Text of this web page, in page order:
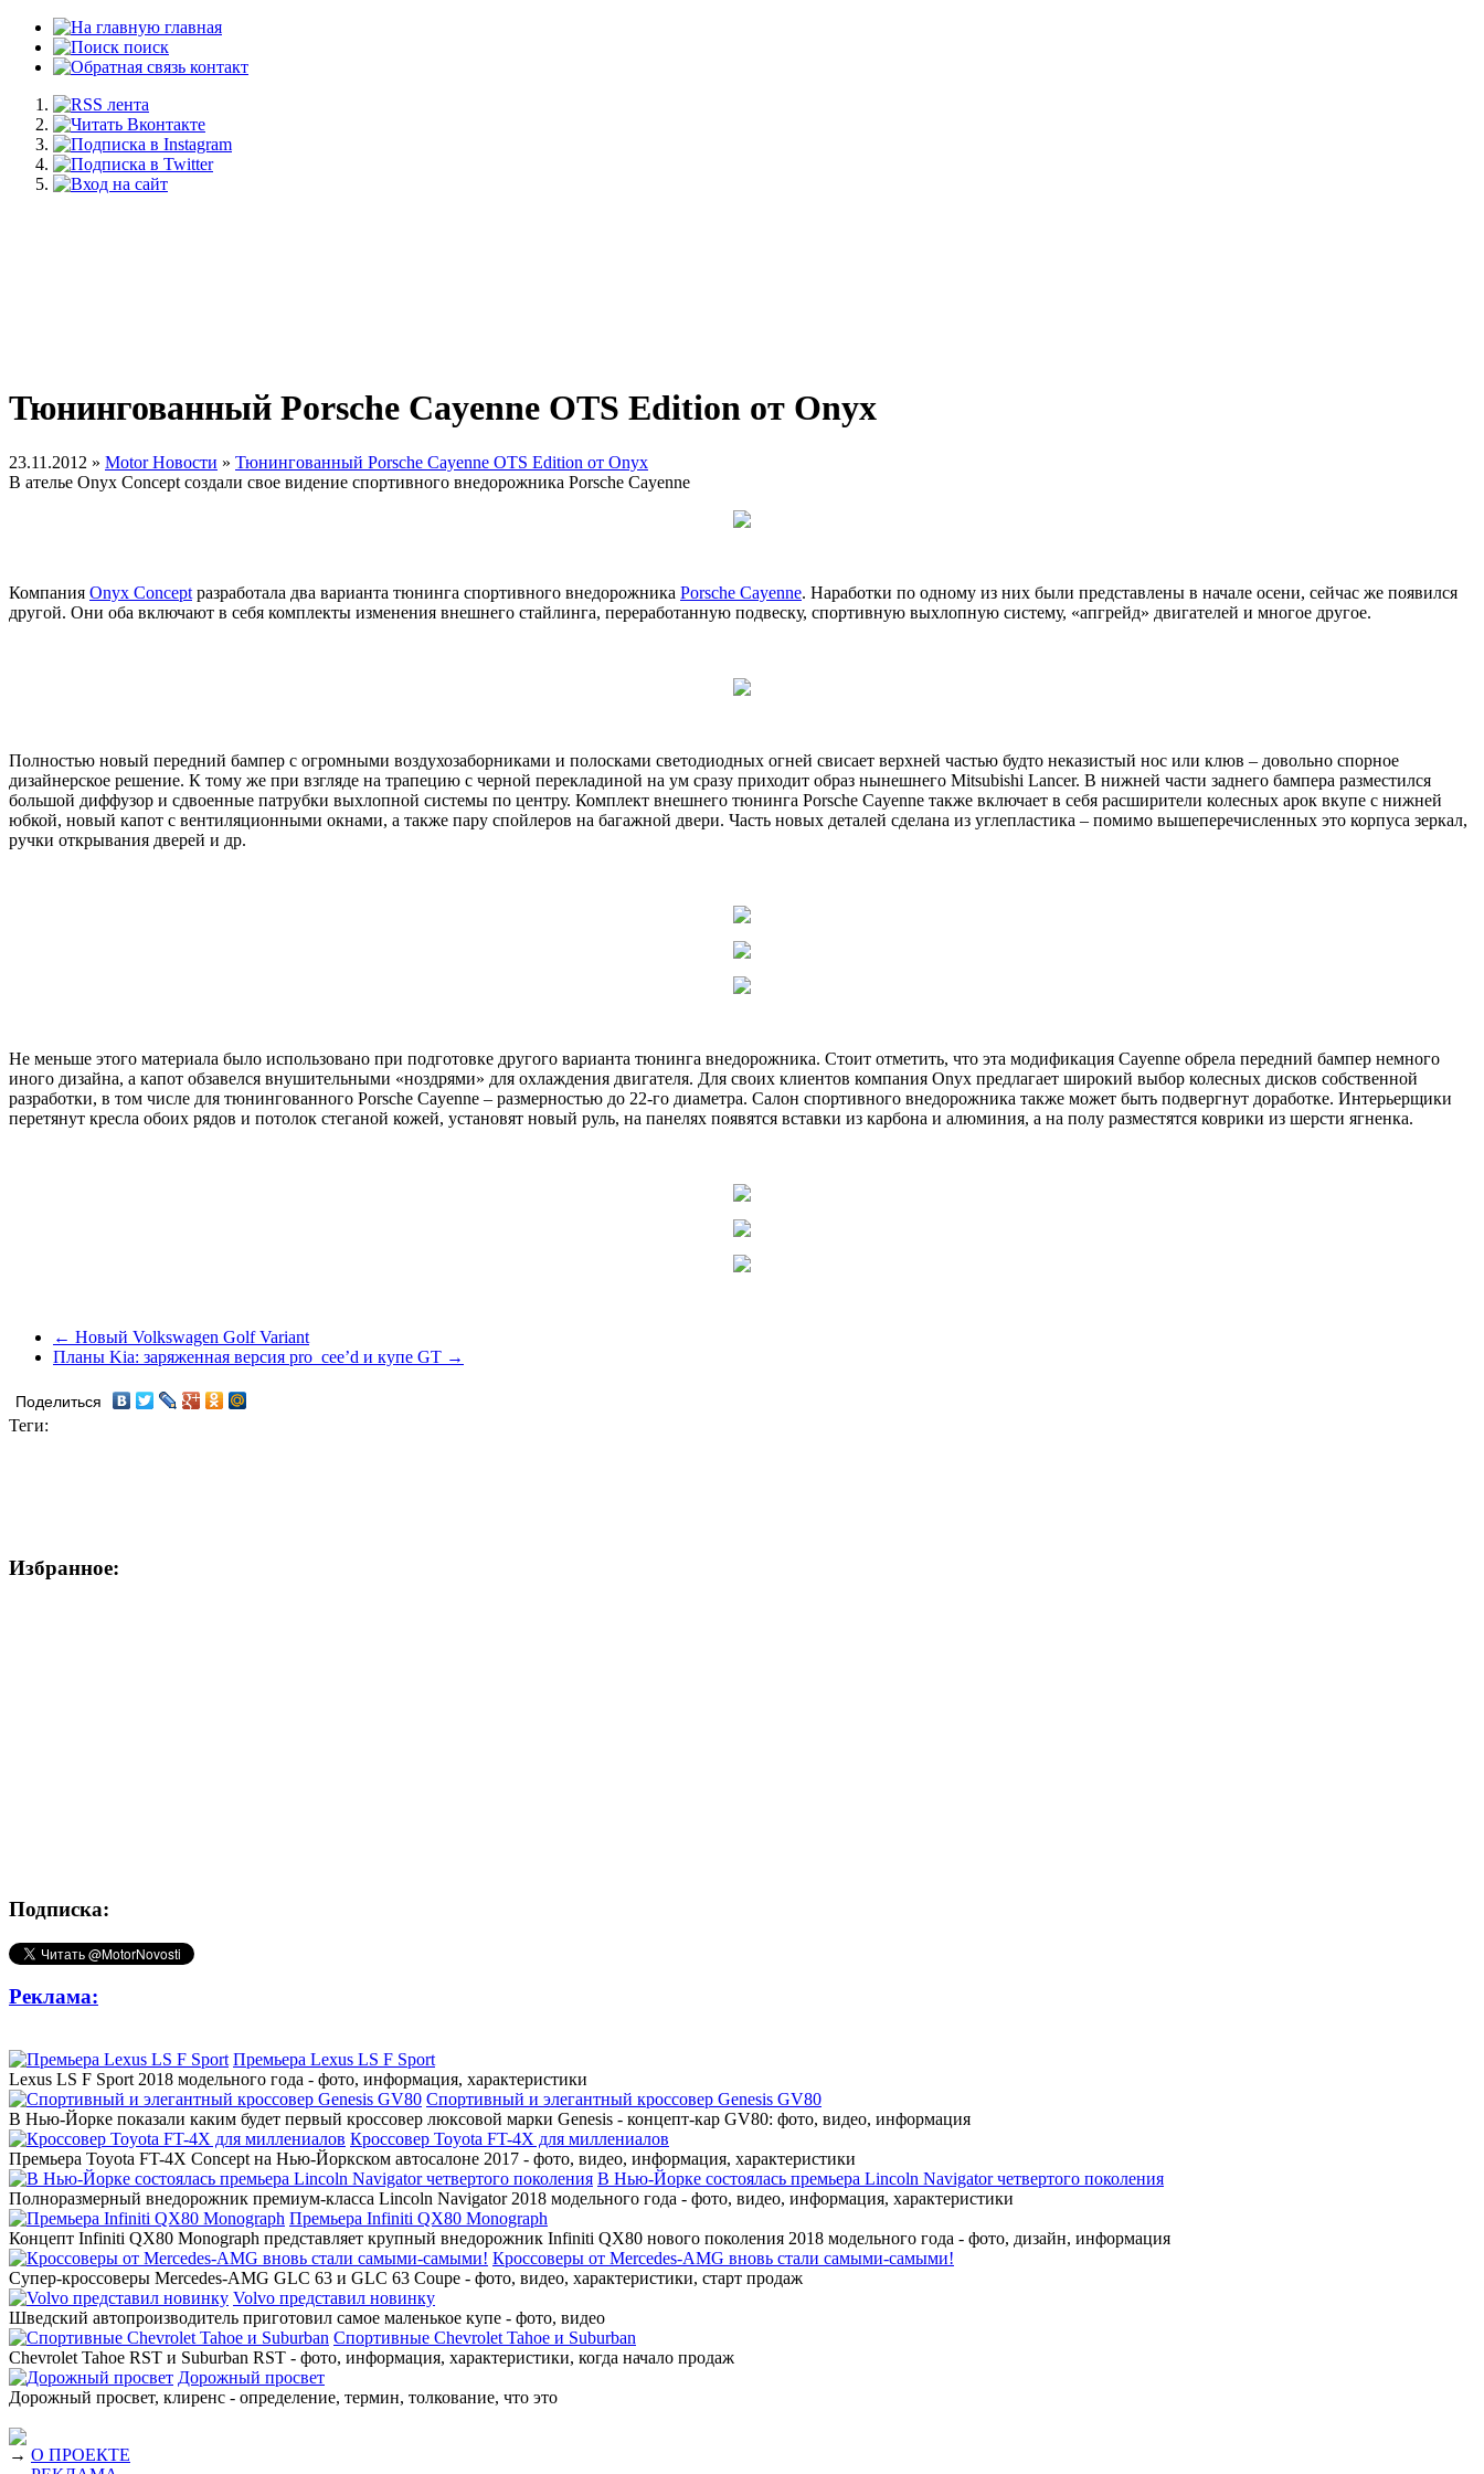
главная
поиск
контакт
Тюнингованный Porsche Cayenne OTS Edition от Onyx
23.11.2012 » Motor Новости » Тюнингованный Porsche Cayenne OTS Edition от Onyx
В ателье Onyx Concept создали свое видение спортивного внедорожника Porsche Cayenne
Компания Onyx Concept разработала два варианта тюнинга спортивного внедорожника Porsche Cayenne. Наработки по одному из них были представлены в начале осени, сейчас же появился
другой. Они оба включают в себя комплекты изменения внешнего стайлинга, переработанную подвеску, спортивную выхлопную систему, «апгрейд» двигателей и многое другое.
Полностью новый передний бампер с огромными воздухозаборниками и полосками светодиодных огней свисает верхней частью будто неказистый нос или клюв – довольно спорное
дизайнерское решение. К тому же при взгляде на трапецию с черной перекладиной на ум сразу приходит образ нынешнего Mitsubishi Lancer. В нижней части заднего бампера разместился
большой диффузор и сдвоенные патрубки выхлопной системы по центру. Комплект внешнего тюнинга Porsche Cayenne также включает в себя расширители колесных арок вкупе с нижней
юбкой, новый капот с вентиляционными окнами, а также пару спойлеров на багажной двери. Часть новых деталей сделана из углепластика – помимо вышеперечисленных это корпуса зеркал,
ручки открывания дверей и др.
Не меньше этого материала было использовано при подготовке другого варианта тюнинга внедорожника. Стоит отметить, что эта модификация Cayenne обрела передний бампер немного
иного дизайна, а капот обзавелся внушительными «ноздрями» для охлаждения двигателя. Для своих клиентов компания Onyx предлагает широкий выбор колесных дисков собственной
разработки, в том числе для тюнингованного Porsche Cayenne – размерностью до 22-го диаметра. Салон спортивного внедорожника также может быть подвергнут доработке. Интерьерщики
перетянут кресла обоих рядов и потолок стеганой кожей, установят новый руль, на панелях появятся вставки из карбона и алюминия, а на полу разместятся коврики из шерсти ягненка.
← Новый Volkswagen Golf Variant
Планы Kia: заряженная версия pro_cee’d и купе GT →
Поделиться
Теги:
Избранное:
Подписка:
Реклама:
Премьера Lexus LS F Sport
Lexus LS F Sport 2018 модельного года - фото, информация, характеристики
Спортивный и элегантный кроссовер Genesis GV80
В Нью-Йорке показали каким будет первый кроссовер люксовой марки Genesis - концепт-кар GV80: фото, видео, информация
Кроссовер Toyota FT-4X для миллениалов
Премьера Toyota FT-4X Concept на Нью-Йоркском автосалоне 2017 - фото, видео, информация, характеристики
В Нью-Йорке состоялась премьера Lincoln Navigator четвертого поколения
Полноразмерный внедорожник премиум-класса Lincoln Navigator 2018 модельного года - фото, видео, информация, характеристики
Премьера Infiniti QX80 Monograph
Концепт Infiniti QX80 Monograph представляет крупный внедорожник Infiniti QX80 нового поколения 2018 модельного года - фото, дизайн, информация
Кроссоверы от Mercedes-AMG вновь стали самыми-самыми!
Супер-кроссоверы Mercedes-AMG GLC 63 и GLC 63 Coupe - фото, видео, характеристики, старт продаж
Volvo представил новинку
Шведский автопроизводитель приготовил самое маленькое купе - фото, видео
Спортивные Chevrolet Tahoe и Suburban
Chevrolet Tahoe RST и Suburban RST - фото, информация, характеристики, когда начало продаж
Дорожный просвет
Дорожный просвет, клиренс - определение, термин, толкование, что это
→ О ПРОЕКТЕ